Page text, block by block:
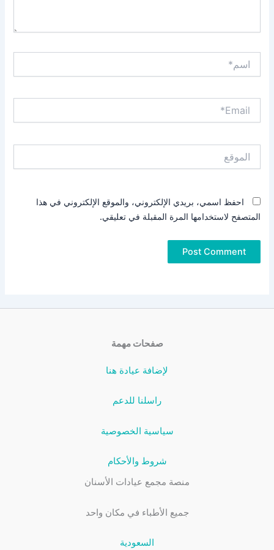
احفظ اسمي، بريدي الإلكتروني، والموقع الإلكتروني في هذا
المتصفح لاستخدامها المرة المقبلة في تعليقي.
صفحات مهمة
لإضافة عيادة هنا
راسلنا للدعم
سياسية الخصوصية
شروط والأحكام
منصة مجمع عيادات الأسنان
جميع الأطباء في مكان واحد
السعودية